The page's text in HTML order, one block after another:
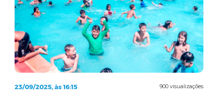
900 visualizações
23/09/2025, às 16:15